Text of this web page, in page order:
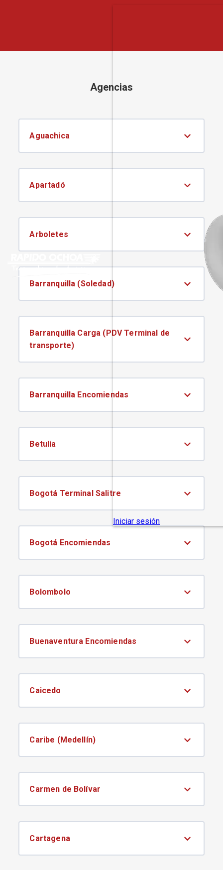
Agencias
Aguachica
Apartadó
Arboletes
Barranquilla (Soledad)
Barranquilla Carga (PDV Terminal de
transporte)
Barranquilla Encomiendas
Betulia
Bogotá Terminal Salitre
Bogotá Encomiendas
Bolombolo
Buenaventura Encomiendas
Caicedo
Caribe (Medellín)
Carmen de Bolívar
Cartagena